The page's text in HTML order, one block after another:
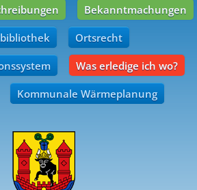
Bekanntmachungen
Ortsrecht
Was erledige ich wo?
Kommunale Wärmeplanung